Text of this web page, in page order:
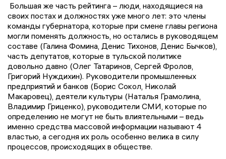
Большая же часть рейтинга – люди, находящиеся на
своих постах и должностях уже много лет: это члены
команды губернатора, которые при смене главы региона
могли поменять должность, но остались в руководящем
составе (Галина Фомина, Денис Тихонов, Денис Бычков),
часть депутатов, которые в тульской политике
довольно давно (Олег Татаринов, Сергей Фролов,
Григорий Нуждихин). Руководители промышленных
предприятий и банков (Борис Сокол, Николай
Макаровец), деятели культуры (Наталья Грамолина,
Владимир Гриценко), руководители СМИ, которые по
определению не могут не быть влиятельными – ведь
именно средства массовой информации называют 4
властью, а сегодня их роль особенно велика в силу
процессов, происходящих в обществе.